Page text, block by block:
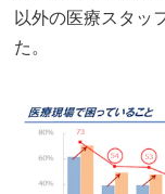
以外の医療スタッ
た。